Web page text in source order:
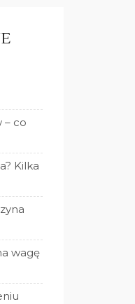
– co
Kilka
wagę